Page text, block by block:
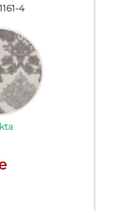
4